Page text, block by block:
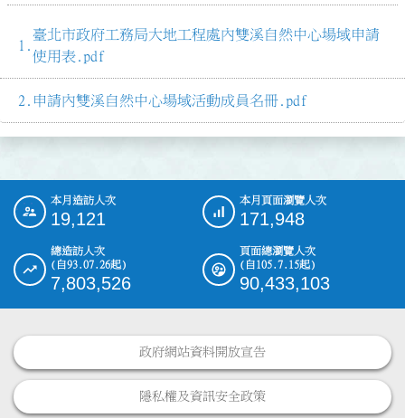
臺北市政府工務局大地工程處內雙溪自然中心場域申請
使用表.pdf
申請內雙溪自然中心場域活動成員名冊.pdf
::: 本月造訪人次
19,121
本月頁面瀏覽人次
171,948
總造訪人次
(自93.07.26起)
7,803,526
頁面總瀏覽人次
(自105.7.15起)
90,433,103
政府網站資料開放宣告
隱私權及資訊安全政策